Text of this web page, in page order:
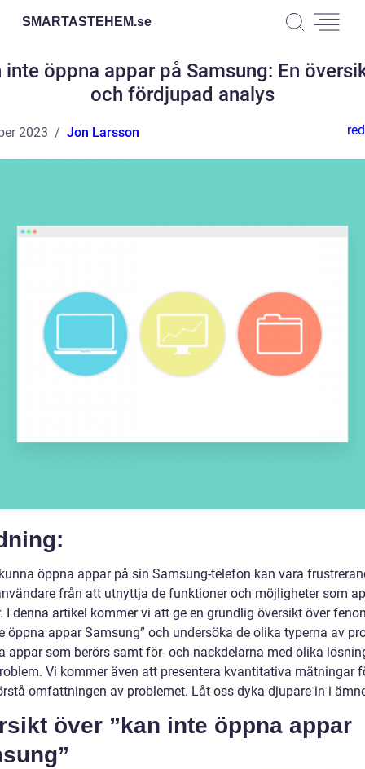
SMARTASTEHEM.se
inte öppna appar på Samsung: En
och fördjupad analys
2023 Jon Larsson
öppna appar på sin Samsung-telefon kan vara
från att utnyttja de funktioner och möjligheter som
I denna artikel kommer vi att ge en grundlig översikt över
öppna appar Samsung” och undersöka de olika typerna av
appar som berörs samt för- och nackdelarna med olika
Vi kommer även att presentera kvantitativa mätningar
omfattningen av problemet. Låt oss dyka djupare in i
över ”kan inte öppna appar